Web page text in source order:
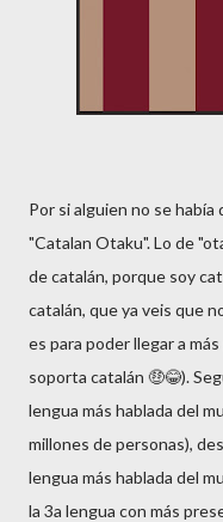
Por si alguien no se
"Catalan Otaku". Lo de
de catalán, porque soy
catalán, que ya veis que
es para poder llegar a
soporta catalán 🤑😂).
lengua más hablada del
millones de personas),
lengua más hablada del
la 3a lengua con más